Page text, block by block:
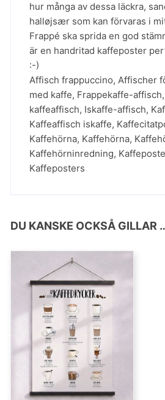
hur många av dessa läckra,
halløjsær som kan förvaras i
Frappé ska sprida en god
är en handritad kaffeposter
:-)
Affisch frappuccino, Affischer
med kaffe, Frappekaffe-affisch,
kaffeaffisch, Iskaffe-affisch,
Kaffeaffisch iskaffe,
Kaffehörna, Kaffehörna,
Kaffehörninredning,
Kaffeposters
DU KANSKE OCKSÅ GILLAR